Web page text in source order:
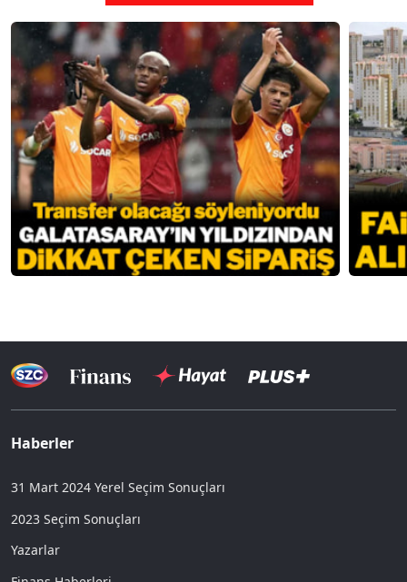
Haberler
31 Mart 2024 Yerel Seçim Sonuçları
2023 Seçim Sonuçları
Yazarlar